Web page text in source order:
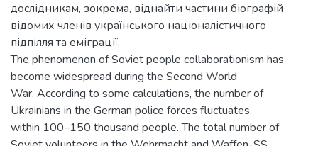
дослідникам, зокрема, віднайти частини біографій
відомих членів українського націоналістичного
підпілля та еміграції.
The phenomenon of Soviet people collaborationism has
become widespread during the Second World
War. According to some calculations, the number of
Ukrainians in the German police forces fluctuates
within 100–150 thousand people. The total number of